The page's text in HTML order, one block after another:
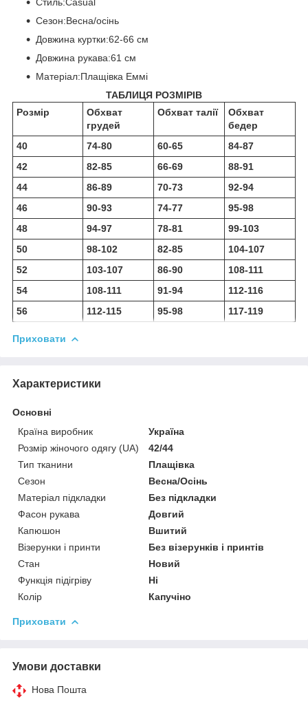
Сезон:Весна/осінь
Довжина куртки:62-66 см
Довжина рукава:61 см
Матеріал:Плащівка Еммі
ТАБЛИЦЯ РОЗМІРІВ
Розмір
Обхват
грудей
Обхват талії
Обхват
бедер
40
74-80 60-65
84-87
42
82-85 66-69
88-91
44
86-89 70-73
92-94
46
90-93 74-77
95-98
48
94-97 78-81
99-103
50
98-102 82-85
104-107
52
103-107 86-90
108-111
54
108-111 91-94
112-116
56
112-115 95-98 117-119
Приховати
Характеристики
Основні
Країна виробник
Україна
Розмір жіночого одягу (UA)
42/44
Тип тканини
Плащівка
Сезон
Весна/Осінь
Матеріал підкладки
Без підкладки
Фасон рукава
Довгий
Капюшон
Вшитий
Візерунки і принти
Без візерунків і принтів
Стан
Новий
Функція підігріву
Ні
Колір
Капучіно
Приховати
Умови доставки
Нова Пошта